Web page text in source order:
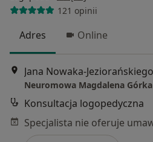
121 opinii
Adres Online
Neuromowa Magdalena Górka
Konsultacja logopedyczna